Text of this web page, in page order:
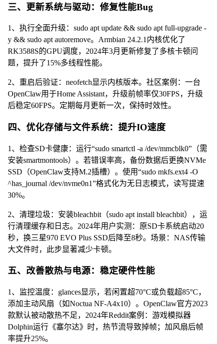
三、更新系统与驱动：修复性能Bug
1、执行全面升级：sudo apt update && sudo apt full-upgrade -
y && sudo apt autoremove。Armbian 24.2.1内核优化了
RK3588S的GPU调度，2024年3月更新修复了多核卡顿问
题，提升了15%多线程性能。
2、重启后验证：neofetch显示内核版本。社区案例：一台
OpenClaw用于Home Assistant，升级前帧率仅30FPS，升级
后稳定60FPS。定期每月更新一次，保持时效性。
四、优化存储与文件系统：提升IO速度
1、检查SD卡健康：运行“sudo smartctl -a /dev/mmcblk0”（需
安装smartmontools）。若错误率高，备份数据后更换NVMe
SSD（OpenClaw支持M.2插槽）。使用“sudo mkfs.ext4 -O
^has_journal /dev/nvme0n1”格式化为无日志模式，读写提速
30%。
2、清理垃圾：安装bleachbit（sudo apt install bleachbit），运
行清理缓存和日志。2024年用户实测：原SD卡系统启动20
秒，换三星970 EVO Plus SSD后降至8秒。场景：NAS传输
大文件时，此步显著减少卡顿。
五、改善散热与电源：稳定硬件性能
1、监控温度：glances显示，若闲置超70°C或负载超85°C，
添加主动风扇（如Noctua NF-A4x10）。OpenClaw官方2023
款默认被动散热不足，2024年Reddit案例：游戏模拟器
Dolphin运行《塞尔达》时，热节流导致掉帧；加风扇后帧
率提升25%。